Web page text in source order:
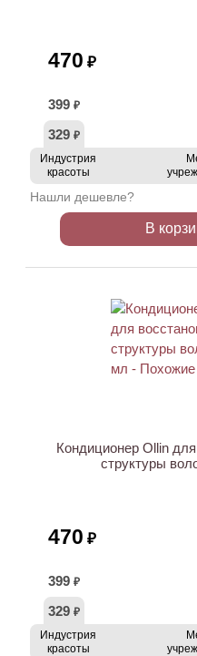
470 ₽
399 ₽
329 ₽
Индустрия
красоты
Нашли дешевле?
В
Кондиционер Ollin
структуры
470 ₽
399 ₽
329 ₽
Индустрия
красоты